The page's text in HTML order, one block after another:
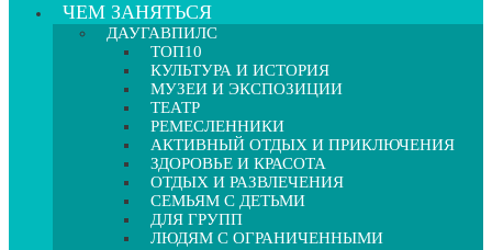
ЧЕМ ЗАНЯТЬСЯ
ДАУГАВПИЛС
ТОП10
КУЛЬТУРА И ИСТОРИЯ
МУЗЕИ И ЭКСПОЗИЦИИ
ТЕАТР
РЕМЕСЛЕННИКИ
АКТИВНЫЙ ОТДЫХ И ПРИКЛЮЧЕНИЯ
ЗДОРОВЬЕ И КРАСОТА
ОТДЫХ И РАЗВЛЕЧЕНИЯ
СЕМЬЯМ С ДЕТЬМИ
ДЛЯ ГРУПП
ЛЮДЯМ С ОГРАНИЧЕННЫМИ